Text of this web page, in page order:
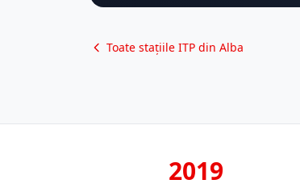
Toate stațiile ITP din Alba
2019